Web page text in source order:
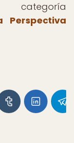
Perspectiva